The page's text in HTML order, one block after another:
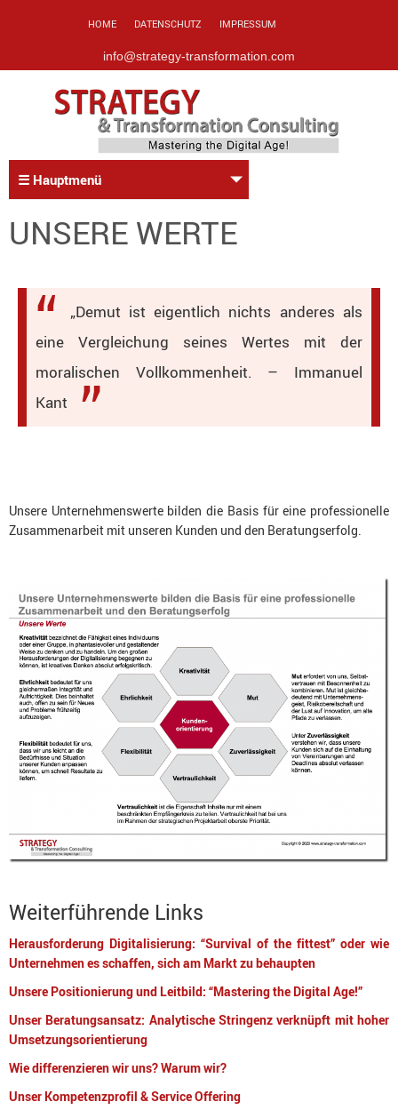
HOME DATENSCHUTZ IMPRESSUM
info@strategy-transformation.com
☰ Hauptmenü
UNSERE WERTE
„Demut ist eigentlich nichts anderes als
eine Vergleichung seines Wertes mit der
moralischen Vollkommenheit. – Immanuel
Kant
Unsere Unternehmenswerte bilden die Basis für eine professionelle
Zusammenarbeit mit unseren Kunden und den Beratungserfolg.
Weiterführende Links
Herausforderung Digitalisierung: “Survival of the fittest” oder wie
Unternehmen es schaffen, sich am Markt zu behaupten
Unsere Positionierung und Leitbild: “Mastering the Digital Age!”
Unser Beratungsansatz: Analytische Stringenz verknüpft mit hoher
Umsetzungsorientierung
Wie differenzieren wir uns? Warum wir?
Unser Kompetenzprofil & Service Offering